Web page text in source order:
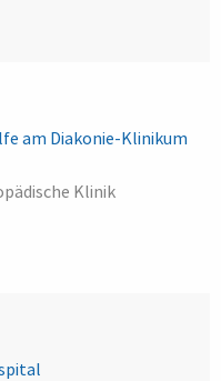
am Diakonie-Klinikum
Klinik